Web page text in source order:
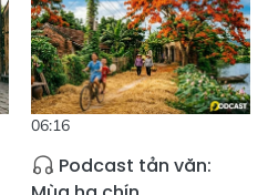
06:16
Podcast tản văn: